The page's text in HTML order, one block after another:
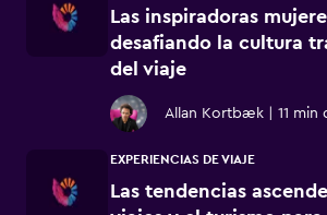
Las inspiradoras
desafiando la cultura
del viaje
Allan Kortbæk 11 min
EXPERIENCIAS DE VIAJE
Las tendencias